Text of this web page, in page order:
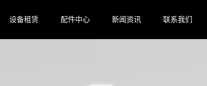
设备租赁 配件中心 新闻资讯 联系我们